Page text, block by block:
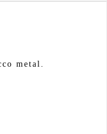
metal.